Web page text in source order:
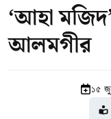
‘আহা
আলমগীর
১৫